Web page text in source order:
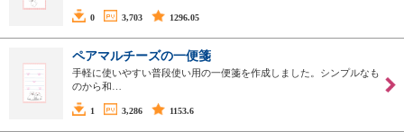
0 3,703 1296.05
ペアマルチーズの一便箋
手軽に使いやすい普段使い用の一便箋を作成しました。シンプルなも
のから和…
1 3,286 1153.6